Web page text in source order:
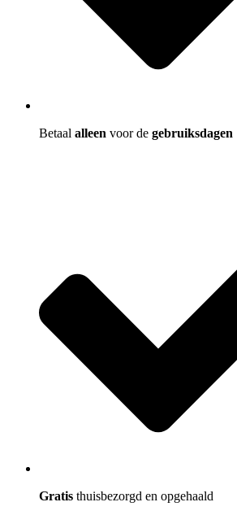
Betaal alleen voor de gebruiksdagen
Gratis thuisbezorgd en opgehaald